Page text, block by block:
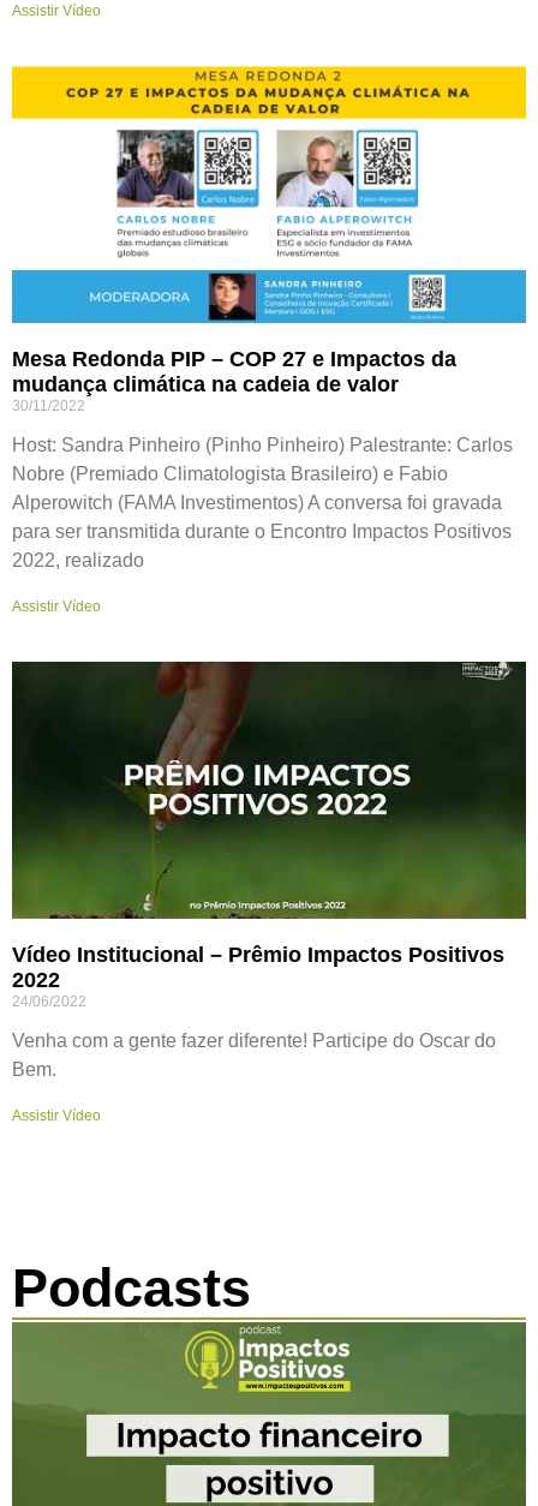
Assistir Vídeo
Mesa Redonda PIP – COP 27 e Impactos da
mudança climática na cadeia de valor
30/11/2022
Host: Sandra Pinheiro (Pinho Pinheiro) Palestrante: Carlos
Nobre (Premiado Climatologista Brasileiro) e Fabio
Alperowitch (FAMA Investimentos) A conversa foi gravada
para ser transmitida durante o Encontro Impactos Positivos
2022, realizado
Assistir Vídeo
Vídeo Institucional – Prêmio Impactos Positivos
2022
24/06/2022
Venha com a gente fazer diferente! Participe do Oscar do
Bem.
Assistir Vídeo
Podcasts